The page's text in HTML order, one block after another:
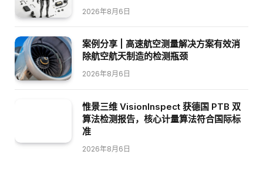
2026年8月6日
案例分享 | 高速航空测量解决方案有效消
除航空航天制造的检测瓶颈
2026年8月6日
惟景三维 VisionInspect 获德国 PTB 双
算法检测报告，核心计量算法符合国际标
准
2026年8月6日